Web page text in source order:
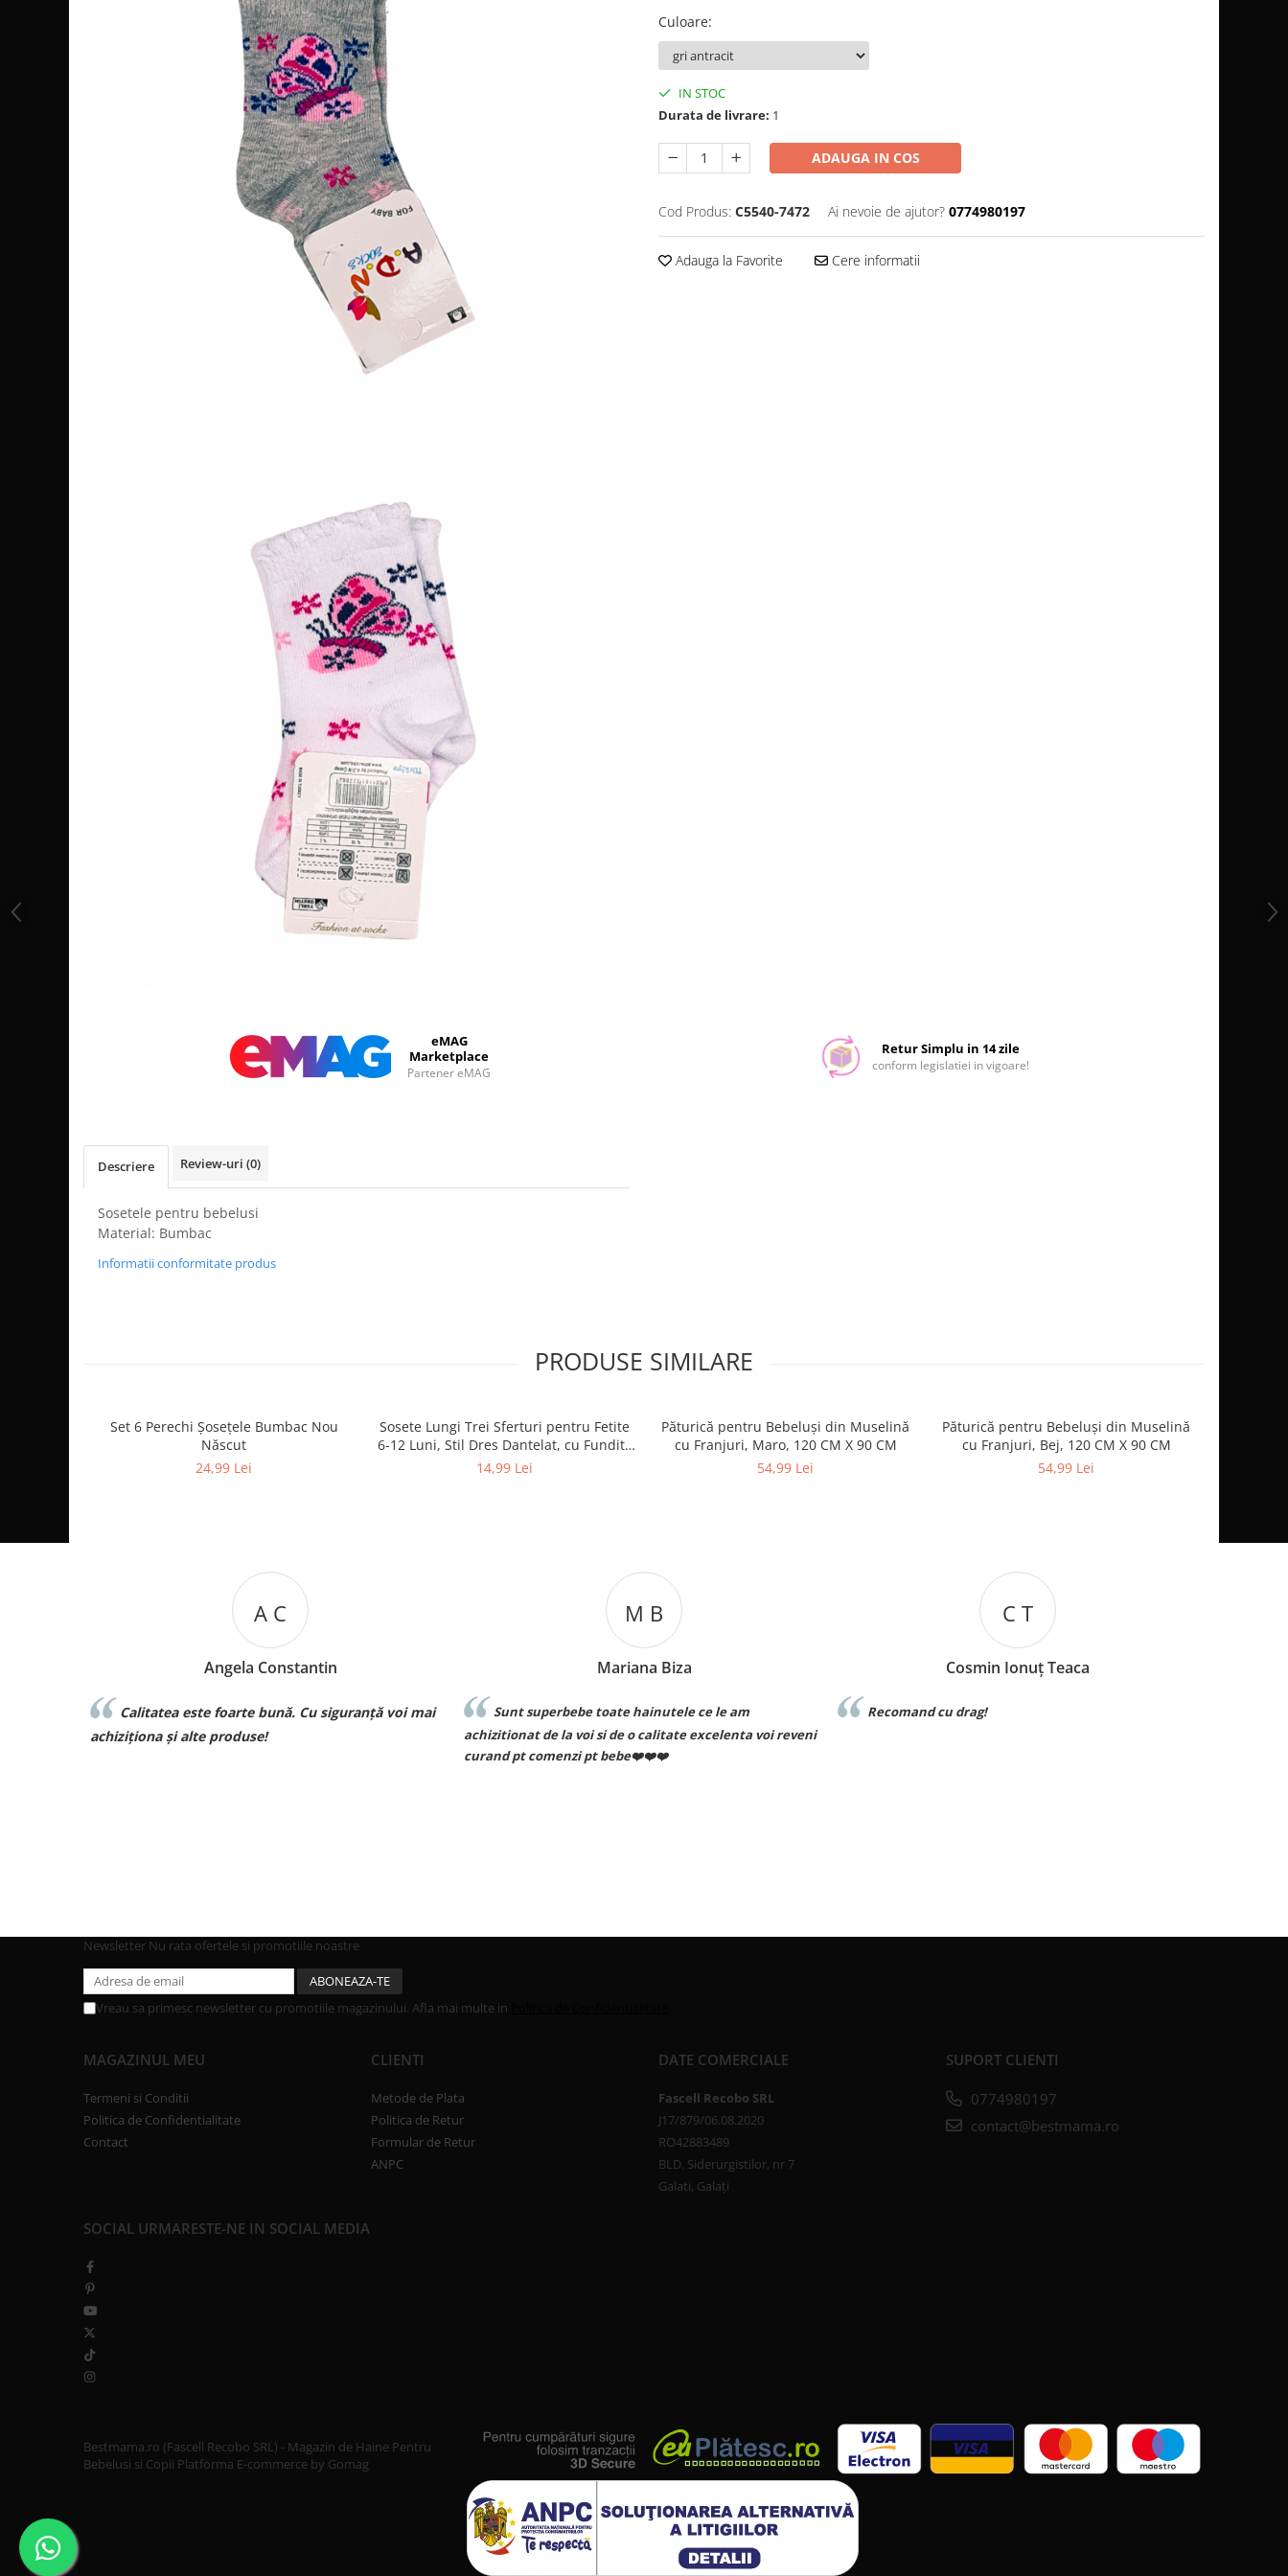
Facebook
Culoare:
IN STOC
Durata de livrare: 1
ADAUGA IN COS
Cod Produs: C5540-7472 Ai nevoie de ajutor? 0774980197
Adauga la Favorite Cere informatii
eMAG
Marketplace
Partener eMAG
Retur Simplu in 14 zile
conform legislatiei in vigoare!
Descriere Review-uri (0)
Sosetele pentru bebelusi
Material: Bumbac
Informatii conformitate produs
PRODUSE SIMILARE
Set 6 Perechi Şosețele Bumbac Nou
Născut
24,99 Lei
Sosete Lungi Trei Sferturi pentru Fetite
6-12 Luni, Stil Dres Dantelat, cu Fundita
Eleganta
14,99 Lei
Păturică pentru Bebeluși din Muselină
cu Franjuri, Maro, 120 CM X 90 CM
54,99 Lei
Păturică pentru Bebeluși din Muselină
cu Franjuri, Bej, 120 CM X 90 CM
54,99 Lei
voi mai
M B
Mariana Biza
Sunt superbebe toate hainutele ce le am
achizitionat de la voi si de o calitate excelenta voi reveni
C T
Cosmin Ionuț Teaca
Recomand cu drag!
I B
Iuliana Batincu
Materialul foarte bun,sunt foarte multumita
Newsletter Nu rata ofertele si promotiile noastre
Vreau sa primesc newsletter cu promotiile magazinului. Afla mai multe in
MAGAZINUL MEU
Termeni si Conditii
Politica de Confidentialitate
Contact
CLIENTI
Metode de Plata
Politica de Retur
Formular de Retur
ANPC
DATE COMERCIALE
Fascell Recobo SRL
J17/879/06.08.2020
RO42883489
BLD. Siderurgistilor, nr 7
Galati, Galați
SUPORT CLIENTI
0774980197
contact@bestmama.ro
SOCIAL URMARESTE-NE IN SOCIAL MEDIA
Bestmama.ro (Fascell Recobo SRL) - Magazin de Haine Pentru
Bebelusi si Copii Platforma E-commerce by Gomag